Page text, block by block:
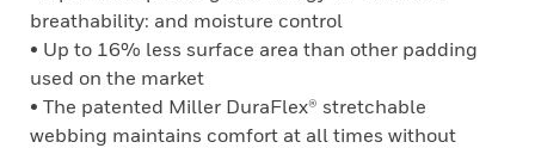
breathability: and moisture control
• Up to 16% less surface area than other padding
used on the market
• The patented Miller DuraFlex® stretchable
webbing maintains comfort at all times without